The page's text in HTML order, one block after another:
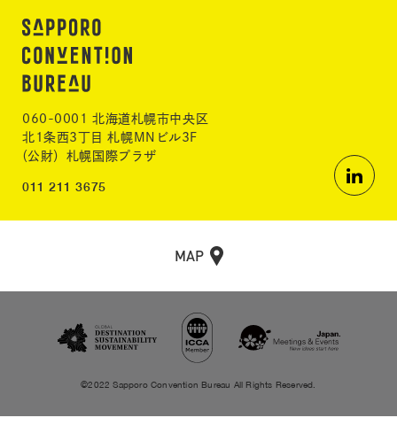
060-0001 北海道札幌市中央区
北1条西3丁目 札幌MNビル3F
（公財）札幌国際プラザ
011 211 3675
MAP
©2022 Sapporo Convention Bureau All Rights Reserved.